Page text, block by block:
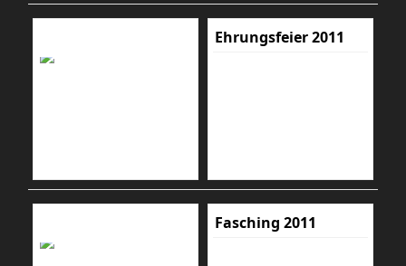
Ehrungsfeier 2011
Fasching 2011